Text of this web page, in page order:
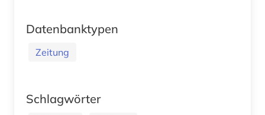
Datenbanktypen
Zeitung
Schlagwörter